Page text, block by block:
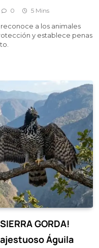
0 5 Mins
a los animales
y establece penas
GORDA!
Águila